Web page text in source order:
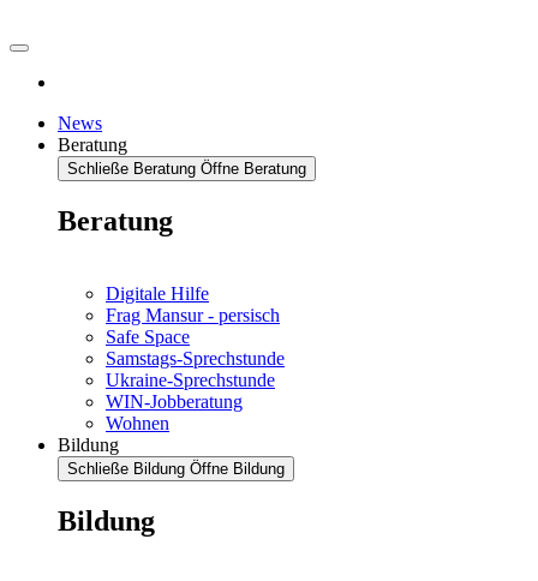
News
Beratung
Schließe Beratung Öffne Beratung
Beratung
Digitale Hilfe
Frag Mansur - persisch
Safe Space
Samstags-Sprechstunde
Ukraine-Sprechstunde
WIN-Jobberatung
Wohnen
Bildung
Schließe Bildung Öffne Bildung
Bildung